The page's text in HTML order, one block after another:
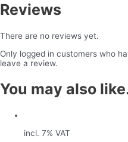
Reviews
There are no reviews yet.
Only logged in customers who
leave a review.
You may also
incl. 7% VAT